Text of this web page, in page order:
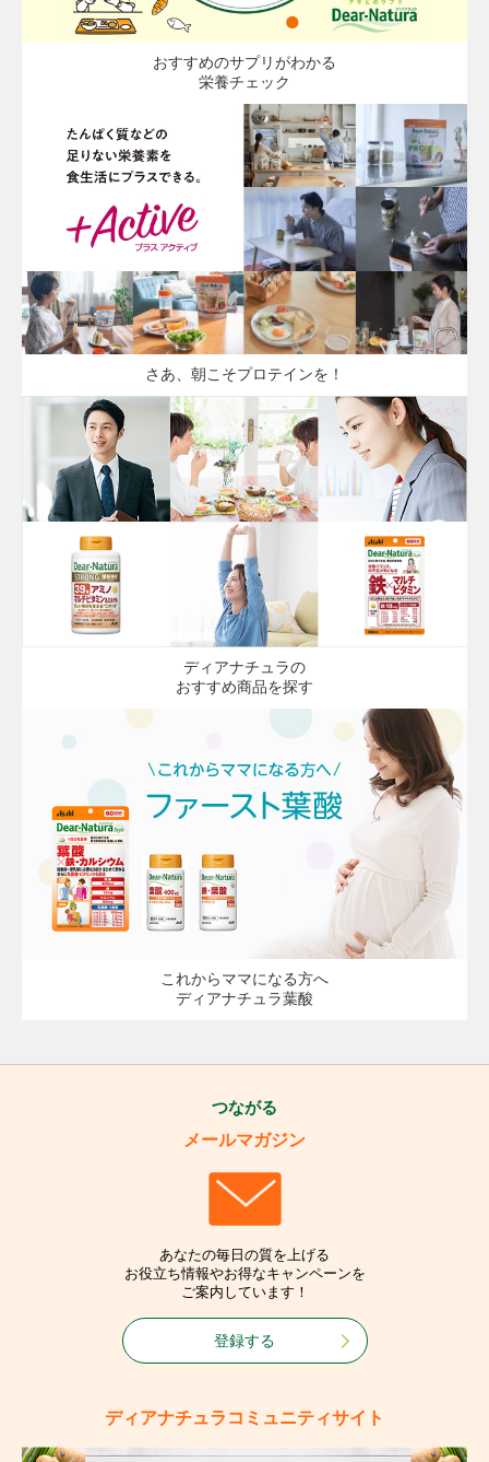
おすすめのサプリがわかる
栄養チェック
さあ、朝こそプロテインを！
ディアナチュラの
おすすめ商品を探す
これからママになる方へ
ディアナチュラ葉酸
つながる
メールマガジン
あなたの毎日の質を上げる
お役立ち情報やお得なキャンペーンを
ご案内しています！
登録する
ディアナチュラコミュニティサイト